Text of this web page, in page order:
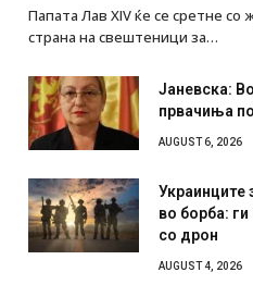
Папата Лав XIV ќе се сретне
страна на свештеници за…
Јаневска:
првачиња
AUGUST 6, 2026
Украинците
во борба: ги
со дрон
AUGUST 4, 2026